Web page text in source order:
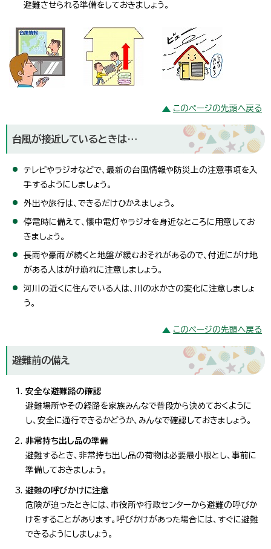
避難させられる準備をしておきましょう。
このページの先頭へ戻る
台風が接近しているときは…
テレビやラジオなどで、最新の台風情報や防災上の注意事項を入
手するようにしましょう。
外出や旅行は、できるだけひかえましょう。
停電時に備えて、懐中電灯やラジオを身近なところに用意してお
きましょう。
長雨や豪雨が続くと地盤が緩むおそれがあるので、付近にがけ地
がある人はがけ崩れに注意しましょう。
河川の近くに住んでいる人は、川の水かさの変化に注意しましょ
う。
このページの先頭へ戻る
避難前の備え
安全な避難路の確認
避難場所やその経路を家族みんなで普段から決めておくように
し、安全に通行できるかどうか、みんなで確認しておきましょう。
非常持ち出し品の準備
避難するとき、非常持ち出し品の荷物は必要最小限とし、事前に
準備しておきましょう。
避難の呼びかけに注意
危険が迫ったときには、市役所や行政センターから避難の呼びか
けをすることがあります。呼びかけがあった場合には、すぐに避難
できるようにしましょう。